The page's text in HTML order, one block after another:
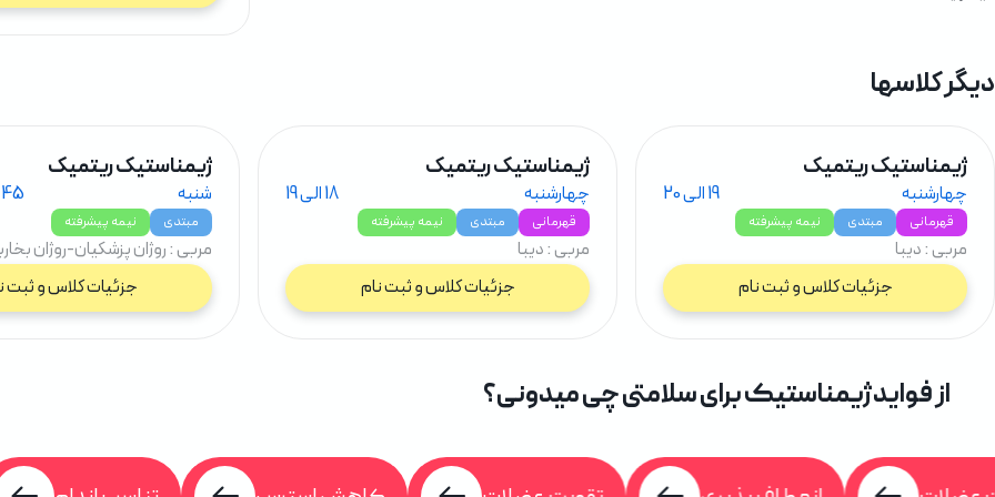
دیگر کلاسها
ژیمناستیک ریتمیک
چهارشنبه 19 الی 20
قهرمانی مبتدی نیمه پیشرفته
مربی : دیبا
جزئیات کلاس و ثبت نام
ژیمناستیک ریتمیک
چهارشنبه 18 الی 19
قهرمانی مبتدی نیمه پیشرفته
مربی : دیبا
جزئیات کلاس و ثبت نام
ژیمناستیک ریتمیک
شنبه 14:45
مبتدی نیمه پیشرفته
مربی : روژان پزشکیان-روژان
جزئیات کلاس و ثبت
از فواید ژیمناستیک برای سلامتی چی میدونی؟